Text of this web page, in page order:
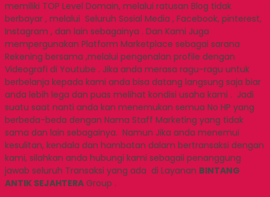
memiliki TOP Level Domain, melalui ratusan Blog tidak
berbayar , melalui Seluruh Sosial Media , Facebook, pinterest,
Instagram , dan lain sebagainya . Dan Kami Juga
mempergunakan Platform Marketplace sebagai sarana
Rekening bersama ,melalui pengenalan profile dengan
Videografi di Youtube . Jika anda merasa ragu-ragu untuk
berbelanja kepada kami anda bisa datang langsung saja biar
anda lebih lega dan puas melihat kondisi usaha kami . Jadi
suatu saat nanti anda kan menemukan semua No HP yang
berbeda-beda dengan Nama Staff Marketing yang tidak
sama dan lain sebagainya. Namun Jika anda menemui
kesulitan, kendala dan hambatan dalam bertransaksi dengan
kami, silahkan anda hubungi kami sebagaii penanggung
jawab seluruh Transaksi yang ada di Layanan BINTANG
ANTIK SEJAHTERA Group .